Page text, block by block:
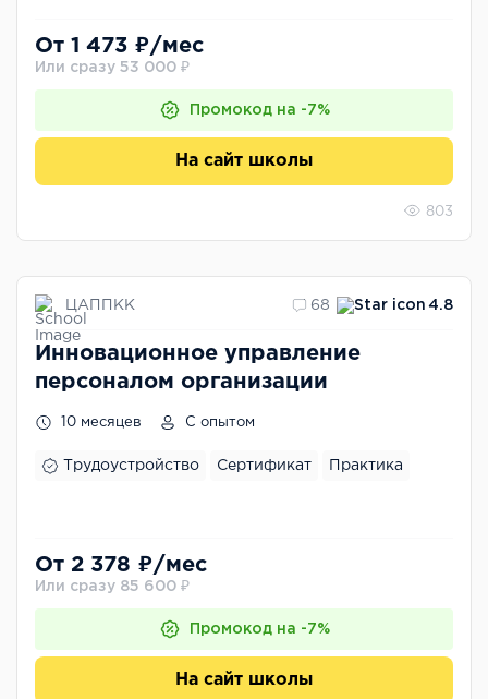
От 1 473 ₽/мес
Или сразу 53 000 ₽
Промокод на -7%
На сайт школы
803
ЦАППКК 68 4.8
Инновационное управление
персоналом организации
10 месяцев С опытом
Трудоустройство Сертификат Практика
От 2 378 ₽/мес
Или сразу 85 600 ₽
Промокод на -7%
На сайт школы